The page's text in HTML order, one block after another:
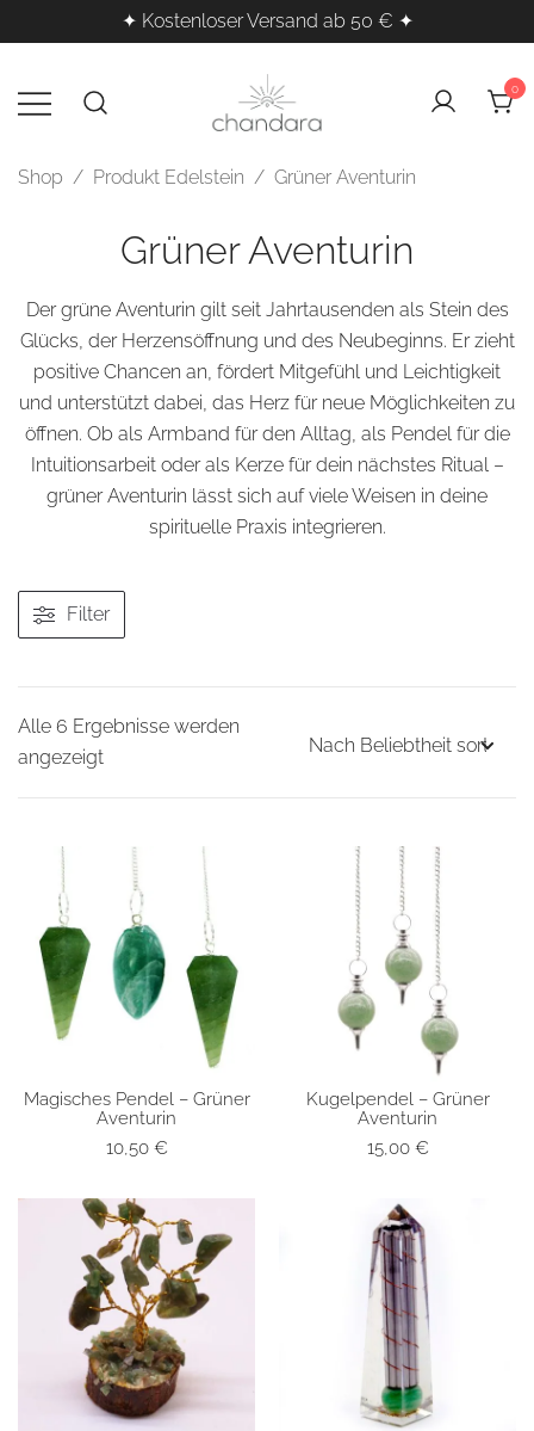
✦ Kostenloser Versand ab 50 € ✦
Inhalt
springen
Chandara – Esoterischer
Kristalle, Räucherwerk & Klangheilung
0
Shop / Produkt Edelstein / Grüner Aventurin
Grüner Aventurin
Der grüne Aventurin gilt seit Jahrtausenden als Stein des
Glücks, der Herzensöffnung und des Neubeginns. Er zieht
positive Chancen an, fördert Mitgefühl und Leichtigkeit
und unterstützt dabei, das Herz für neue Möglichkeiten zu
öffnen. Ob als Armband für den Alltag, als Pendelfür die
Intuitionsarbeit oder als Kerzefür dein nächstes Ritual –
grüner Aventurin lässt sich auf viele Weisen in deine
spirituelle Praxis integrieren.
Alle 6 Ergebnisse werden
angezeigtNach
SCHNELLANSICHT
Magisches Pendel – Grüner
Aventurin
10,50 €
SCHNELLANSICHT
Kugelpendel – Grüner
Aventurin
15,00 €
Filter